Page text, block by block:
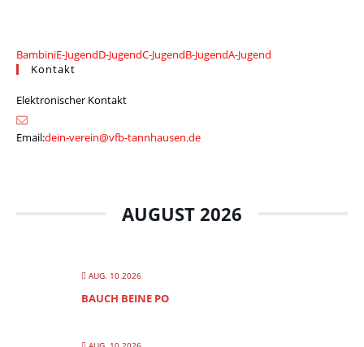
BambiniE-JugendD-JugendC-JugendB-JugendA-Jugend
Kontakt
Elektronischer Kontakt
Email:dein-verein@vfb-tannhausen.de
AUGUST 2026
AUG. 10 2026
BAUCH BEINE PO